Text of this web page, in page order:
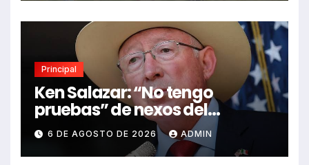
Principal
Ken Salazar: “No tengo
pruebas” de nexos del
Gobierno de México con el
narco
6 DE AGOSTO DE 2026 ADMIN